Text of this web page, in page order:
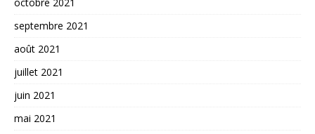
septembre 2021
août 2021
juillet 2021
juin 2021
mai 2021